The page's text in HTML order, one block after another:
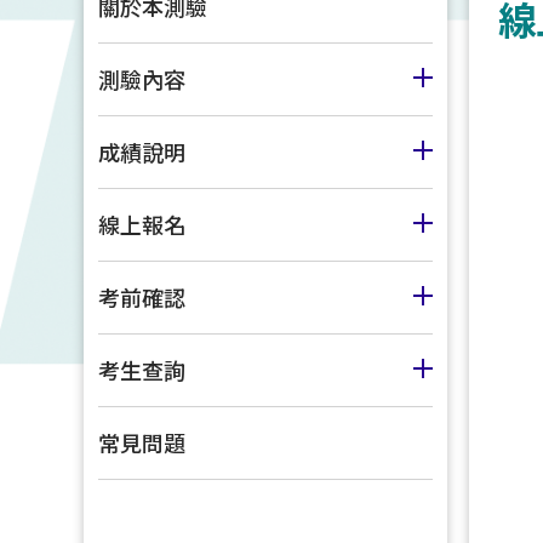
測驗內容
成績說明
線上報名
考前確認
考生查詢
常見問題